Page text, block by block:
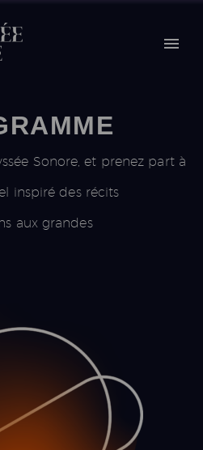
Sonore, et prenez part à
inspiré des récits
aux grandes